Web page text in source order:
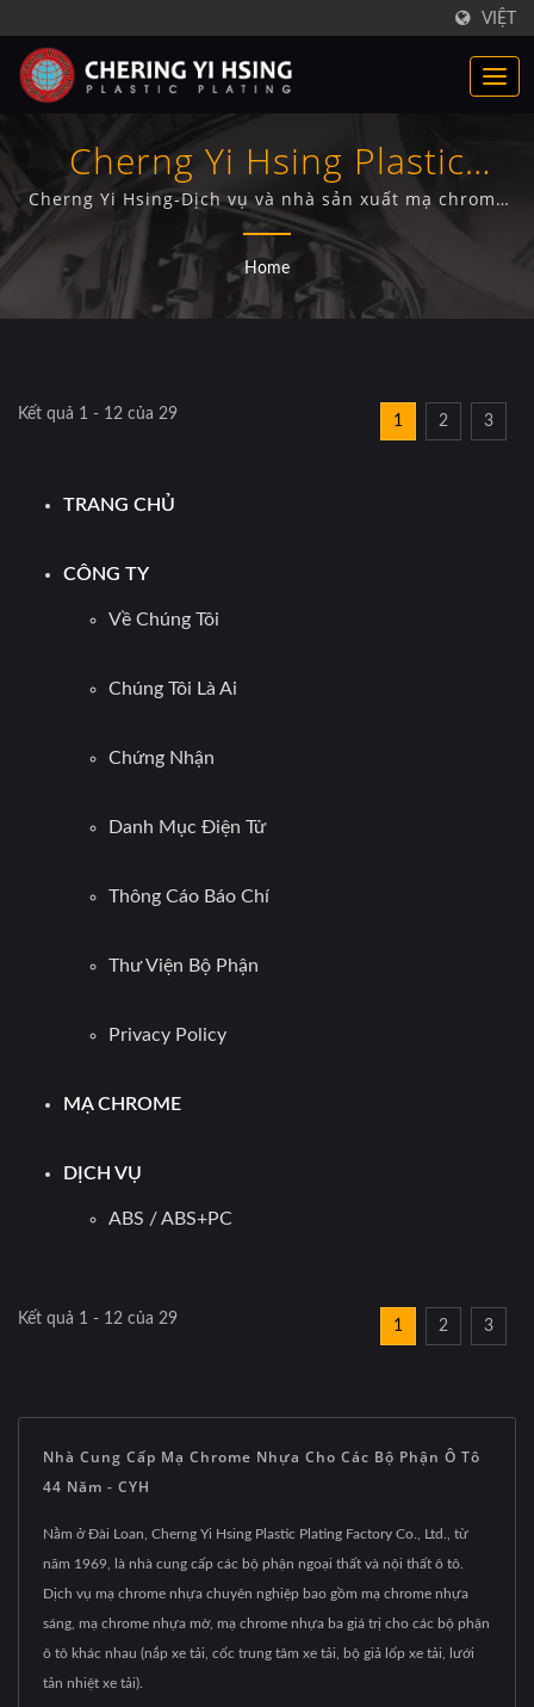
VIỆT
Cherng Yi Hsing Plastic
Plating Factory Co., Ltd.
Cherng Yi Hsing-Dịch vụ và nhà sản xuất mạ chrome
nhựa cho phụ tùng ô tô.
Home
Kết quả 1 - 12 của 29 1 2 3
TRANG CHỦ
CÔNG TY
Về Chúng Tôi
Chúng Tôi Là Ai
Chứng Nhận
Danh Mục Điện Tử
Thông Cáo Báo Chí
Thư Viện Bộ Phận
Privacy Policy
MẠ CHROME
DỊCH VỤ
ABS / ABS+PC
Kết quả 1 - 12 của 29 1 2 3
Nhà Cung Cấp Mạ Chrome Nhựa Cho Các Bộ Phận Ô Tô
44 Năm - CYH
Nằm ở Đài Loan, Cherng Yi Hsing Plastic Plating Factory Co., Ltd., từ
năm 1969, là nhà cung cấp các bộ phận ngoại thất và nội thất ô tô.
Dịch vụ mạ chrome nhựa chuyên nghiệp bao gồm mạ chrome nhựa
sáng, mạ chrome nhựa mờ, mạ chrome nhựa ba giá trị cho các bộ phận
ô tô khác nhau (nắp xe tải, cốc trung tâm xe tải, bộ giả lốp xe tải, lưới
tản nhiệt xe tải).